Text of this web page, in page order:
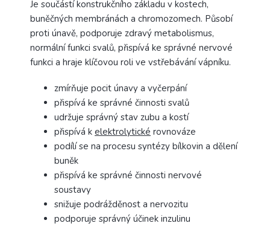
Je součástí konstrukčního základu v kostech,
buněčných membránách a chromozomech. Působí
proti únavě, podporuje zdravý metabolismus,
normální funkci svalů, přispívá ke správné nervové
funkci a hraje klíčovou roli ve vstřebávání vápníku.
zmírňuje pocit únavy a vyčerpání
přispívá ke správné činnosti svalů
udržuje správný stav zubu a kostí
přispívá k elektrolytické rovnováze
podílí se na procesu syntézy bílkovin a dělení
buněk
přispívá ke správné činnosti nervové
soustavy
snižuje podrážděnost a nervozitu
podporuje správný účinek inzulinu